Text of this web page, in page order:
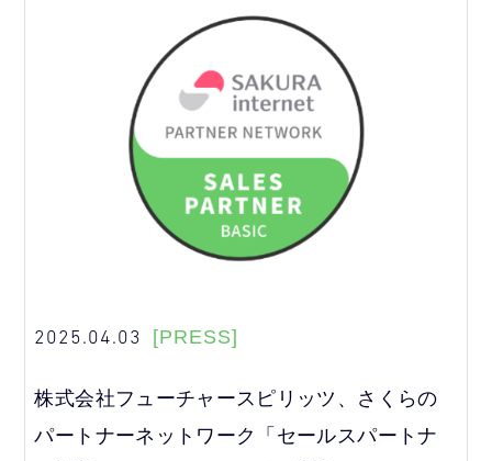
2025.04.03 [PRESS]
株式会社フューチャースピリッツ、さくらの
パートナーネットワーク「セールスパートナ